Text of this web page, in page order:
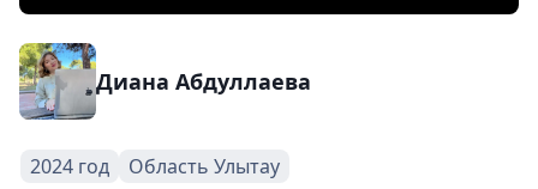
Диана Абдуллаева
2024 год Область Улытау